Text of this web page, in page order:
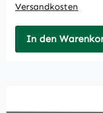
Versandkosten
In den